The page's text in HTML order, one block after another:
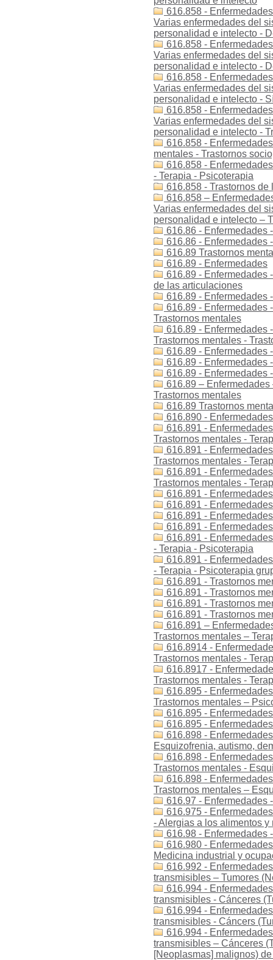
616.858 -
Varias enfermedades del
personalidad e intelecto -
616.858 -
Varias enfermedades del
personalidad e intelecto -
616.858 -
Varias enfermedades del
personalidad e intelecto -
616.858 -
Varias enfermedades del
personalidad e intelecto -
616.858 -
mentales - Trastornos
616.858 -
- Terapia - Psicoterapia
616.858 - Trastornos
616.858 –
Varias enfermedades del
personalidad e intelecto –
616.86 - Enfermedades
616.86 - Enfermedades
616.89 Trastornos
616.89 - Enfermedades
616.89 - Enfermedades
de las articulaciones
616.89 - Enfermedades
616.89 - Enfermedades
Trastornos mentales
616.89 - Enfermedades
Trastornos mentales -
616.89 - Enfermedades
616.89 - Enfermedades
616.89 - Enfermedades
616.89 –
Trastornos mentales
616.89 Trastornos
616.890 -
616.891 -
Trastornos mentales -
616.891 -
Trastornos mentales -
616.891 -
Trastornos mentales -
616.891 -
616.891 -
616.891 -
616.891 -
616.891 -
- Terapia - Psicoterapia
616.891 -
- Terapia - Psicoterapia
616.891 - Trastornos
616.891 - Trastornos
616.891 - Trastornos
616.891 - Trastornos
616.891 –
Trastornos mentales –
616.8914 -
Trastornos mentales -
616.8917 -
Trastornos mentales -
616.895 -
Trastornos mentales –
616.895 -
616.895 -
616.898 -
Esquizofrenia, autismo,
616.898 -
Trastornos mentales -
616.898 -
Trastornos mentales –
616.97 - Enfermedades
616.975 -
- Alergias a los alimentos y
616.98 - Enfermedades
616.980 -
Medicina industrial y
616.992 -
transmisibles – Tumores
616.994 -
transmisibles - Cánceres
616.994 -
transmisibles - Cáncers
616.994 -
transmisibles – Cánceres
[Neoplasmas] malignos)